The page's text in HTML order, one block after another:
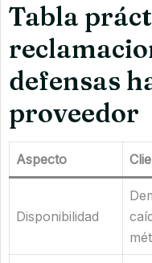
Tabla
defensas
proveedor
Aspecto
Disponibilidad